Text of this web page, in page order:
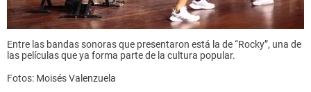
Entre las bandas sonoras que presentaron está la de “Rocky”, una de
las películas que ya forma parte de la cultura popular.
Fotos: Moisés Valenzuela